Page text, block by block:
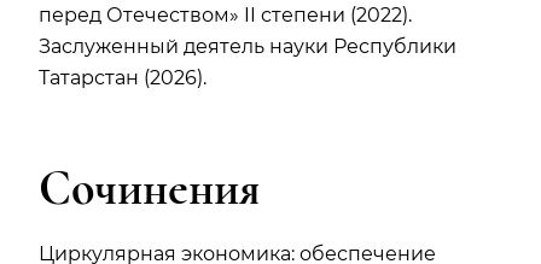
перед Отечеством» II степени (2022).
Заслуженный деятель науки Республики
Татарстан (2026).
Сочинения
Циркулярная экономика: обеспечение